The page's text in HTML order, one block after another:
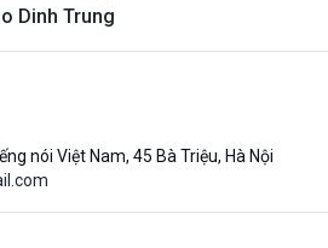
Dinh Trung
nói Việt Nam, 45 Bà Triệu, Hà Nội